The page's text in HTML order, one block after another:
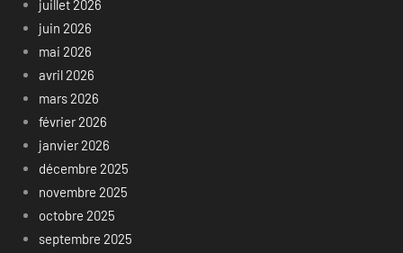
juillet 2026
juin 2026
mai 2026
avril 2026
mars 2026
février 2026
janvier 2026
décembre 2025
novembre 2025
octobre 2025
septembre 2025